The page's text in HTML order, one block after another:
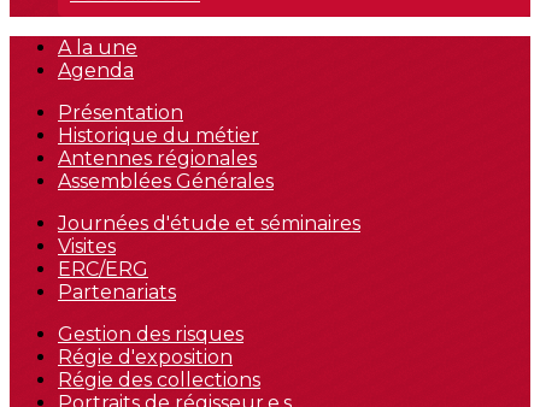
A la une
Agenda
Présentation
Historique du métier
Antennes régionales
Assemblées Générales
Journées d'étude et séminaires
Visites
ERC/ERG
Partenariats
Gestion des risques
Régie d'exposition
Régie des collections